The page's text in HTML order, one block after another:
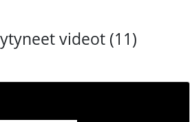
videot (11)